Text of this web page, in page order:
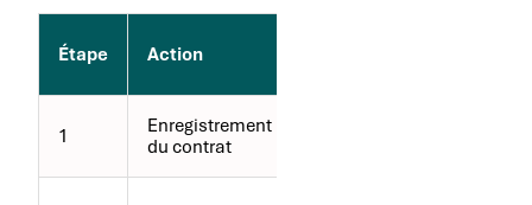
Étape Action
1
Enregistrement
du contrat